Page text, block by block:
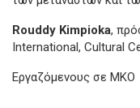
Rouddy Kimpioka,
International, Cultural
Εργαζόμενους σε ΜΚΟ